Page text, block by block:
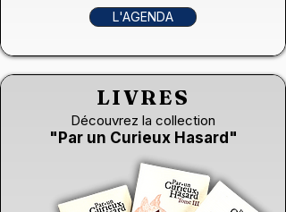
L'AGENDA
LIVRES
Découvrez la collection
"Par un Curieux Hasard"